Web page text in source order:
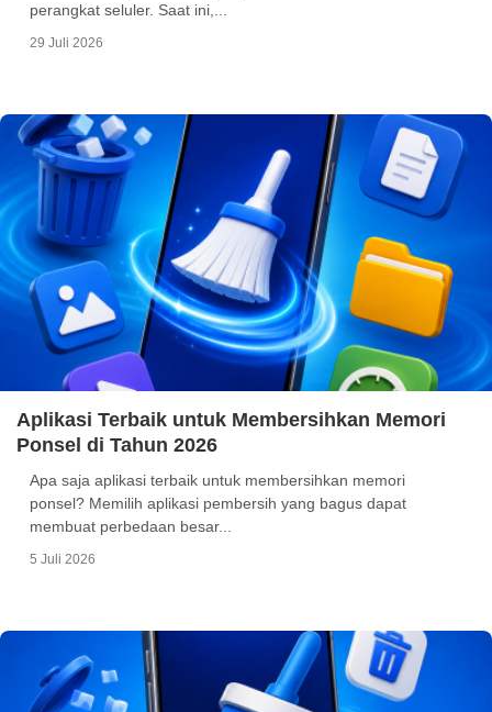
perangkat seluler. Saat ini,...
29 Juli 2026
Aplikasi Terbaik untuk Membersihkan Memori
Ponsel di Tahun 2026
Apa saja aplikasi terbaik untuk membersihkan memori
ponsel? Memilih aplikasi pembersih yang bagus dapat
membuat perbedaan besar...
5 Juli 2026